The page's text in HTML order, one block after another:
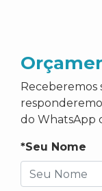
Receberemos
do WhatsApp
*Seu Nome